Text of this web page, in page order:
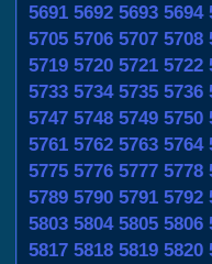
5691 5692 5693 5694
5705 5706 5707 5708
5719 5720 5721 5722
5733 5734 5735 5736
5747 5748 5749 5750
5761 5762 5763 5764
5775 5776 5777 5778
5789 5790 5791 5792
5803 5804 5805 5806
5817 5818 5819 5820